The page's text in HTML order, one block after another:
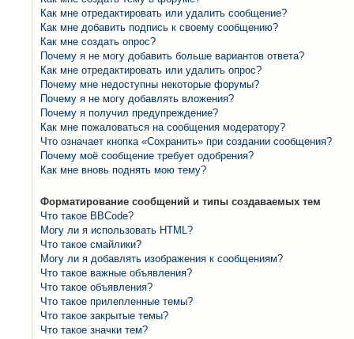
Как мне отредактировать или удалить сообщение?
Как мне добавить подпись к своему сообщению?
Как мне создать опрос?
Почему я не могу добавить больше вариантов ответа?
Как мне отредактировать или удалить опрос?
Почему мне недоступны некоторые форумы?
Почему я не могу добавлять вложения?
Почему я получил предупреждение?
Как мне пожаловаться на сообщения модератору?
Что означает кнопка «Сохранить» при создании сообщения?
Почему моё сообщение требует одобрения?
Как мне вновь поднять мою тему?
Форматирование сообщений и типы создаваемых тем
Что такое BBCode?
Могу ли я использовать HTML?
Что такое смайлики?
Могу ли я добавлять изображения к сообщениям?
Что такое важные объявления?
Что такое объявления?
Что такое прилепленные темы?
Что такое закрытые темы?
Что такое значки тем?